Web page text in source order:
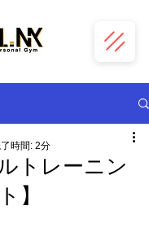
トレーニン
】
時間: 2分